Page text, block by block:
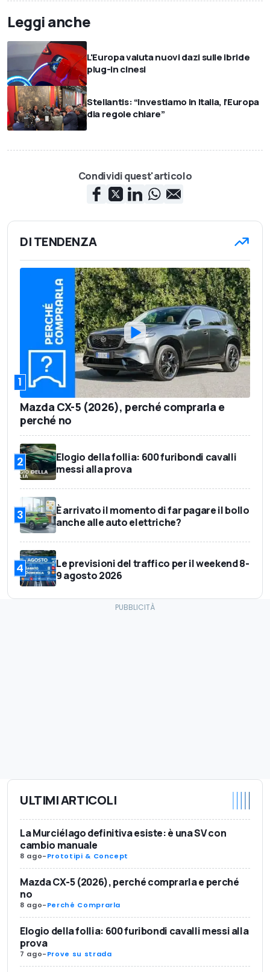
Leggi anche
L'Europa valuta nuovi dazi sulle ibride
plug-in cinesi
Stellantis: “Investiamo in Italia, l’Europa
dia regole chiare”
Condividi quest'articolo
DI TENDENZA
1
Mazda CX-5 (2026), perché comprarla e
perché no
2
Elogio della follia: 600 furibondi cavalli
messi alla prova
3
È arrivato il momento di far pagare il bollo
anche alle auto elettriche?
4
Le previsioni del traffico per il weekend 8-
9 agosto 2026
ULTIMI ARTICOLI
La Murciélago definitiva esiste: è una SV con
cambio manuale
8 ago-Prototipi & Concept
Mazda CX-5 (2026), perché comprarla e perché
no
8 ago-Perché Comprarla
Elogio della follia: 600 furibondi cavalli messi alla
prova
7 ago-Prove su strada